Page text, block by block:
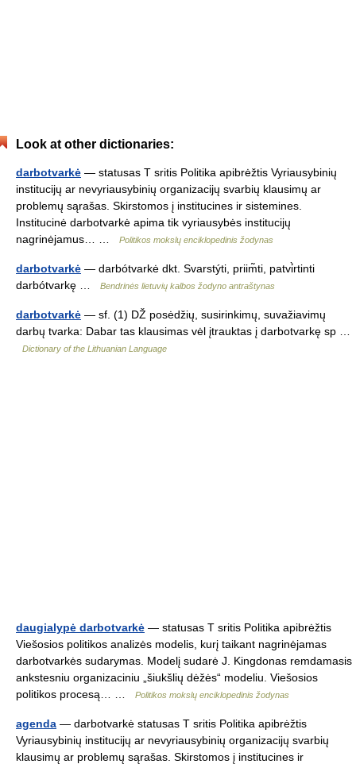
Look at other dictionaries:
darbotvarkė — statusas T sritis Politika apibrėžtis Vyriausybinių
institucijų ar nevyriausybinių organizacijų svarbių klausimų ar
problemų sąrašas. Skirstomos į institucines ir sistemines.
Institucinė darbotvarkė apima tik vyriausybės institucijų
nagrinėjamus… …
Politikos mokslų enciklopedinis žodynas
darbotvarkė — darbótvarkė dkt. Svarstýti, priim̃ti, patvi̇̀rtinti
darbótvarkę …
Bendrinės lietuvių kalbos žodyno antraštynas
darbotvarkė — sf. (1) DŽ posėdžių, susirinkimų, suvažiavimų
darbų tvarka: Dabar tas klausimas vėl įtrauktas į darbotvarkę sp …
Dictionary of the Lithuanian Language
daugialypė darbotvarkė — statusas T sritis Politika apibrėžtis
Viešosios politikos analizės modelis, kurį taikant nagrinėjamas
darbotvarkės sudarymas. Modelį sudarė J. Kingdonas remdamasis
ankstesniu organizaciniu „šiukšlių dėžės“ modeliu. Viešosios
politikos procesą… …
Politikos mokslų enciklopedinis žodynas
agenda — darbotvarkė statusas T sritis Politika apibrėžtis
Vyriausybinių institucijų ar nevyriausybinių organizacijų svarbių
klausimų ar problemų sąrašas. Skirstomos į institucines ir